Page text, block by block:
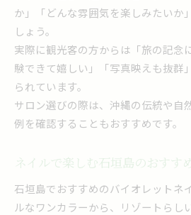
か」「どんな雰囲気を楽しみたいか
しょう。
実際に観光客の方からは「旅の記念
験できて嬉しい」「写真映えも抜群
られています。
サロン選びの際は、沖縄の伝統や自
例を確認することもおすすめです。
ネイルで楽しむ石垣島のおすす
石垣島でおすすめのバイオレットネ
ルなワンカラーから、リゾートらし